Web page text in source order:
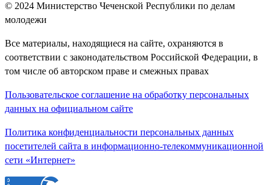
© 2024 Министерство Чеченской Республики по делам
молодежи
Все материалы, находящиеся на сайте, охраняются в
соответствии с законодательством Российской Федерации, в
том числе об авторском праве и смежных правах
Пользовательское соглашение на обработку персональных
данных на официальном сайте
Политика конфиденциальности персональных данных
посетителей сайта в информационно-телекоммуникационной
сети «Интернет»